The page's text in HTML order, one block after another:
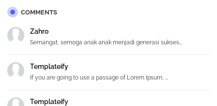
COMMENTS
Zahro
Semangat, semoga anak anak menjadi generasi sukses...
Templateify
If you are going to use a passage of Lorem Ipsum, ...
Templateify